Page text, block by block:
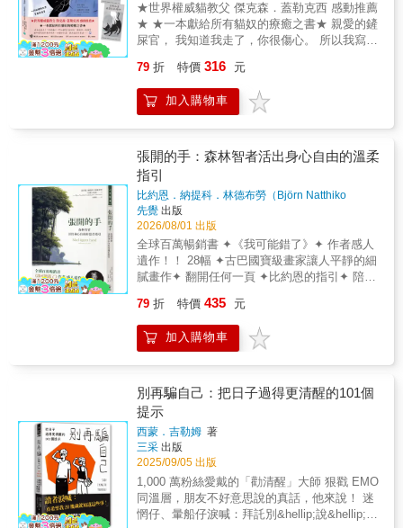
★世界權威貓教父 傑克森．蓋勒克西 感動推薦
★ ★一本獻給所有貓奴的療癒之書★ 親愛的鏟
屎官， 我知道我走了，你很傷心。 所以我寫了
光， 也讓你知道，我永遠在你身邊
&hellip;&hellip; 這是一本關於陪伴、告別，與
永遠想念的暖心故事。 回想起陪著毛孩們的生
士）以貓的視角出發， 將這部作品化作一份獻
給所有失去摯愛毛孩之人的禮物。 書中沒有沉
重的悲傷情調， 而是呈現貓咪俏皮、傲嬌又深
情的獨白， 訴說著與主人相處的點點滴滴──
從獨占窗前享受最溫暖的一束陽光，到將貓奴
的手背當成專屬枕頭。 在令人又哭又笑的閱讀
過程中， 同時也溫柔地帶給我們一絲寬慰： 牠
們給予的名為「信任」的愛，以及我們傾注的
感情，從不曾因離別而終止。
79 折 特價 316 元
加入購物車
張開的手：森林智者活出身心自由的溫柔
指引
比約恩．納提科．林德布勞（Björn Natthiko
Lindeblad）、卡洛琳．班克勒（Caroline
Bankler）著
先覺 出版
2026/08/01 出版
全球百萬暢銷書 ✦《我可能錯了》✦ 作者感人
遺作！！ 28幅 ✦古巴國寶級畫家讓人平靜的細
膩畫作✦ 翻開任何一頁 ✦比約恩的指引✦ 陪伴
出口 特別收錄 ✦冥想的邀請✦ 跟著比約恩給自
己一個療癒與充電的空間 2025 ✦入圍瑞典
Adlibris書店大獎✦ 最佳非文學書籍 ━━━━․
一份期盼，希望讓他的話語繼續飛翔，傳達給
更多人。 ▍ ──卡洛琳．班克勒 ━━━━․
━━━━
※※※※※※※※※※※※※※※※※※※※※※※ 這
是隱居山林的經濟學家離世前，特別交託的一
份禮物， 他用生命最後的旅程示範：如何在現
實困境中活出身心自由。 在思緒紛亂、自我懷
疑啃噬內心、需要有人提醒生命依然美好的時
刻， 為你張開溫柔的雙翼。
79 折 特價 435 元
加入購物車
別再騙自己：把日子過得更清醒的101個
提示
西蒙．吉勒姆 著
三采 出版
2025/09/05 出版
1,000 萬粉絲愛戴的「勸清醒」大師 狠戳 EMO
同溫層，朋友不好意思說的真話，他來說！ 迷
惘仔、暈船仔淚喊：拜託別&hellip;說&hellip;了